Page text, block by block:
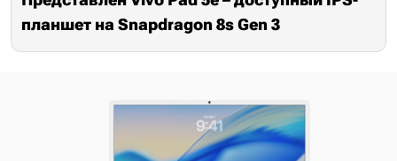
планшет на Snapdragon 8s Gen 3